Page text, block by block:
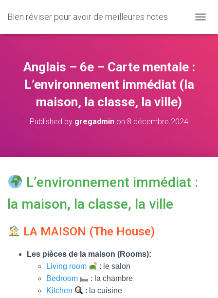
Bien réviser pour avoir de meilleures notes
U
Anglais – 6e – Carte mentale :
L’environnement immédiat (la
maison, la classe, la ville)
Published by gregadmin on 8 décembre 2024
L’environnement immédiat :
la maison, la classe, la ville
LA MAISON (The House)
Les pièces de la maison (Rooms):
Living room
: le salon
Bedroom
: la chambre
Kitchen
: la cuisine